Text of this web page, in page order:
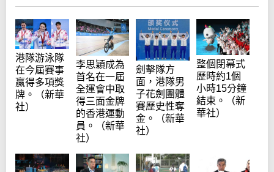
港隊游泳隊
在今屆賽事
贏得多項獎
牌。（新華
社）
李思穎成為
首名在一屆
全運會中取
得三面金牌
的香港運動
員。（新華
社）
劍擊隊方
面，港隊男
子花劍團體
賽歷史性奪
金。（新華
社）
整個閉幕式
歷時約1個
小時15分鐘
結束。（新
華社）